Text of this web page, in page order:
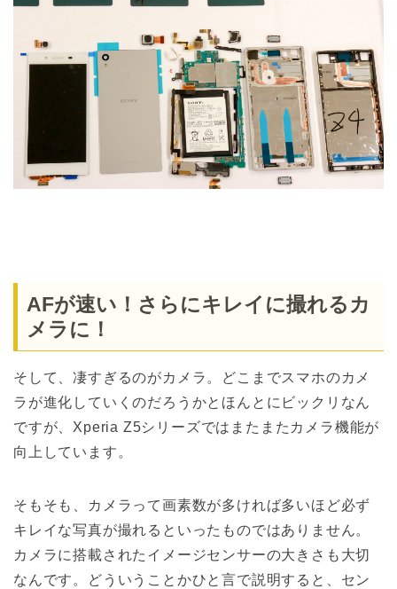
AFが速い！さらにキレイに撮れるカ
メラに！
そして、凄すぎるのがカメラ。どこまでスマホのカメ
ラが進化していくのだろうかとほんとにビックリなん
ですが、Xperia Z5シリーズではまたまたカメラ機能が
向上しています。
そもそも、カメラって画素数が多ければ多いほど必ず
キレイな写真が撮れるといったものではありません。
カメラに搭載されたイメージセンサーの大きさも大切
なんです。どういうことかひと言で説明すると、セン